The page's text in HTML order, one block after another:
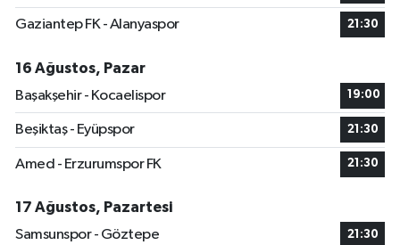
Gaziantep FK - Alanyaspor 21:30
16 Ağustos, Pazar
Başakşehir - Kocaelispor
19:00
Beşiktaş - Eyüpspor 21:30
Amed - Erzurumspor FK 21:30
17 Ağustos, Pazartesi
Samsunspor - Göztepe
21:30